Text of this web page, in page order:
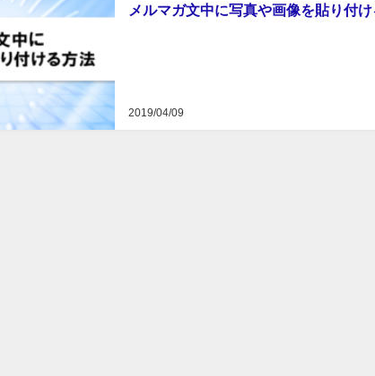
メルマガ文中に写真や画像を貼り付
2019/04/09